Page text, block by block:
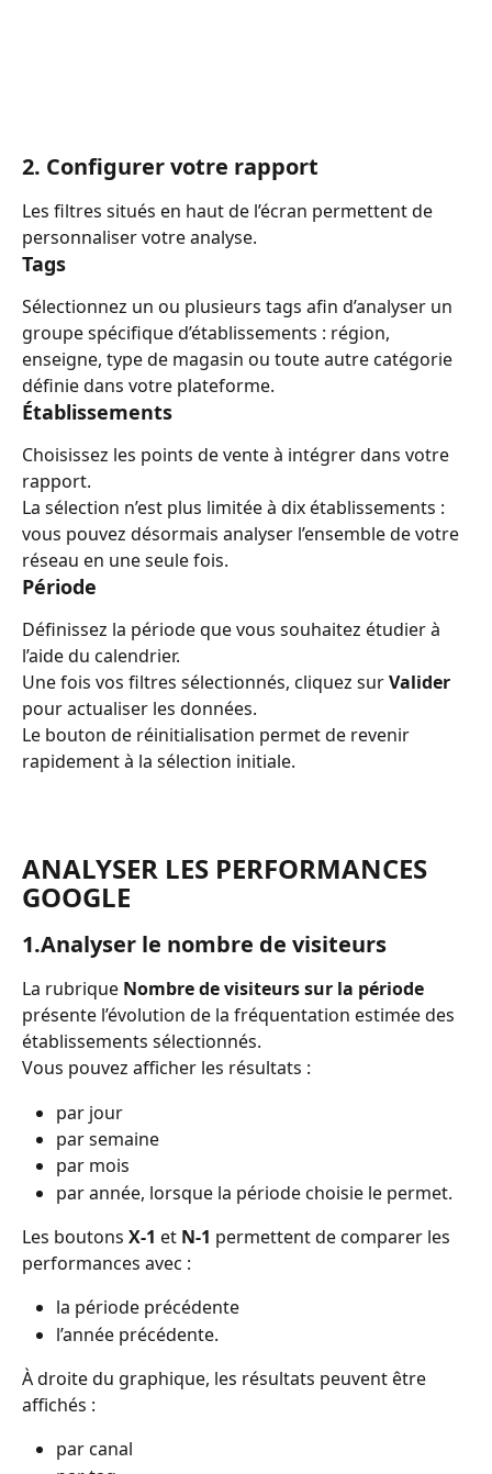
2. Configurer votre rapport
Les filtres situés en haut de l’écran permettent de
personnaliser votre analyse.
Tags
Sélectionnez un ou plusieurs tags afin d’analyser un
groupe spécifique d’établissements : région,
enseigne, type de magasin ou toute autre catégorie
définie dans votre plateforme.
Établissements
Choisissez les points de vente à intégrer dans votre
rapport.
La sélection n’est plus limitée à dix établissements :
vous pouvez désormais analyser l’ensemble de votre
réseau en une seule fois.
Période
Définissez la période que vous souhaitez étudier à
l’aide du calendrier.
Une fois vos filtres sélectionnés, cliquez sur Valider
pour actualiser les données.
Le bouton de réinitialisation permet de revenir
rapidement à la sélection initiale.
ANALYSER LES PERFORMANCES
GOOGLE
1.Analyser le nombre de visiteurs
La rubrique Nombre de visiteurs sur la période
présente l’évolution de la fréquentation estimée des
établissements sélectionnés.
Vous pouvez afficher les résultats :
par jour
par semaine
par mois
par année, lorsque la période choisie le permet.
Les boutons X-1 et N-1 permettent de comparer les
performances avec :
la période précédente
l’année précédente.
À droite du graphique, les résultats peuvent être
affichés :
par canal